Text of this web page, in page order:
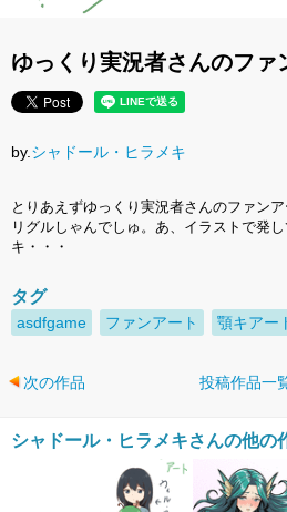
ゆっくり実況者さんのファ
by.シャドール・ヒラメキ
とりあえずゆっくり実況者さんのファン
リグルしゃんでしゅ。あ、イラストで発
キ・・・
タグ
asdfgame ファンアート 顎キアー
次の作品 投稿作品一
シャドール・ヒラメキさんの他の